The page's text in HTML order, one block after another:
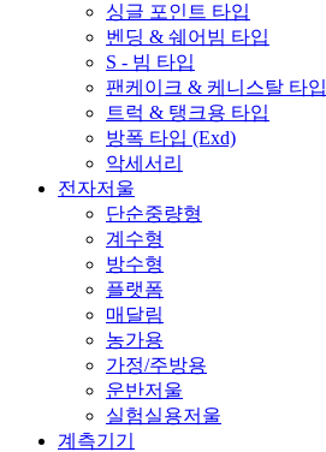
싱글 포인트 타입
벤딩 & 쉐어빔 타입
S - 빔 타입
팬케이크 & 케니스탈 타입
트럭 & 탱크용 타입
방폭 타입 (Exd)
악세서리
전자저울
단순중량형
계수형
방수형
플랫폼
매달림
농가용
가정/주방용
운반저울
실험실용저울
계측기기